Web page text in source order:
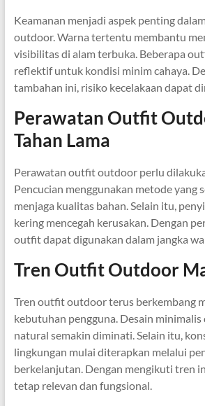
Keamanan menjadi aspek penting
outdoor. Warna tertentu membantu
visibilitas di alam terbuka. Beberapa
reflektif untuk kondisi minim cahaya.
tambahan ini, risiko kecelakaan dapat
Perawatan Outfit
Tahan Lama
Perawatan outfit outdoor perlu
Pencucian menggunakan metode yang
menjaga kualitas bahan. Selain itu,
kering mencegah kerusakan. Dengan
outfit dapat digunakan dalam jangka
Tren Outfit Outdoor
Tren outfit outdoor terus berkembang
kebutuhan pengguna. Desain minimalis
natural semakin diminati. Selain itu,
lingkungan mulai diterapkan melalui
berkelanjutan. Dengan mengikuti tren
tetap relevan dan fungsional.